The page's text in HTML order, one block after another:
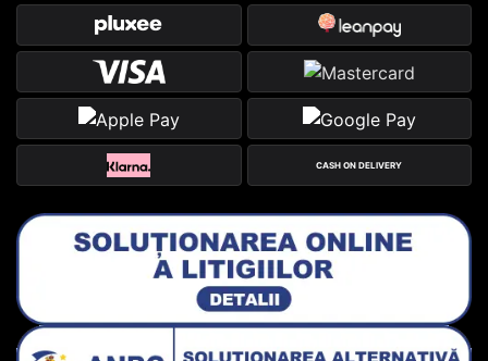
CASH ON DELIVERY